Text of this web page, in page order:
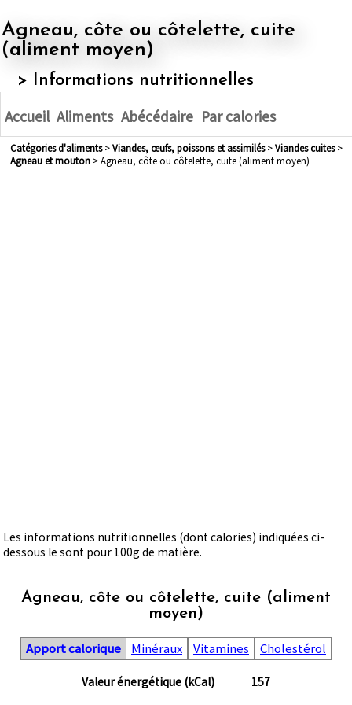
Agneau, côte ou côtelette, cuite
(aliment moyen)
> Informations nutritionnelles
Accueil Aliments Abécédaire Par calories
Catégories d'aliments> viandes, œufs, poissons et assimilés> viandes cuites>
agneau et mouton> Agneau, côte ou côtelette, cuite (aliment moyen)
Les informations nutritionnelles (dont calories) indiquées ci-
dessous le sont pour 100g de matière.
Agneau, côte ou côtelette, cuite (aliment
moyen)
Apport calorique Minéraux Vitamines Cholestérol
Valeur énergétique (kCal) 157